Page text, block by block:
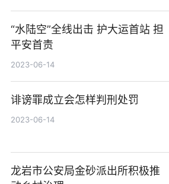
“水陆空”全线出击 护大运首站 担
平安首责
2023-06-14
诽谤罪成立会怎样判刑处罚
2023-06-14
龙岩市公安局金砂派出所积极推